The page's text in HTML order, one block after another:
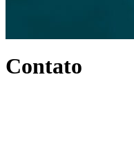
Contato